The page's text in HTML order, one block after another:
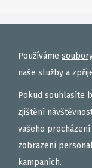
Používáme
naše služby a
Pokud souhlasíte
zjištění
vašeho
zobrazení
kampaních.